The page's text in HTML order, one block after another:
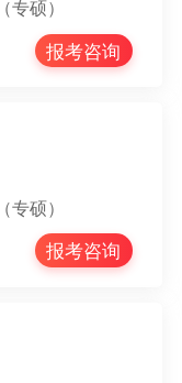
硕）
报考咨询
硕）
报考咨询